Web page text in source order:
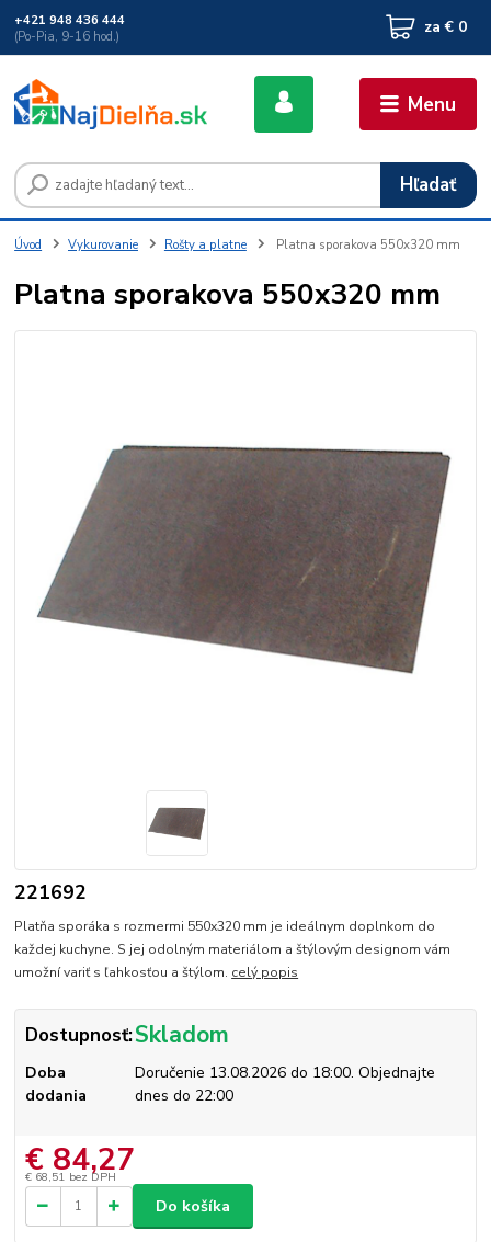
Menu
Hľadať
+421 948 436 444
(Po-Pia, 9-16 hod.)
za € 0
Úvod Vykurovanie Rošty a platne Platna sporakova 550x320 mm
Platna sporakova 550x320 mm
221692
Platňa sporáka s rozmermi 550x320 mm je ideálnym doplnkom do
každej kuchyne. S jej odolným materiálom a štýlovým designom vám
umožní variť s ľahkosťou a štýlom. celý popis
Dostupnosť:Skladom
Doba
dodania
Doručenie 13.08.2026 do 18:00. Objednajte
dnes do 22:00
€ 84,27
€ 68,51 bez DPH
Do košíka